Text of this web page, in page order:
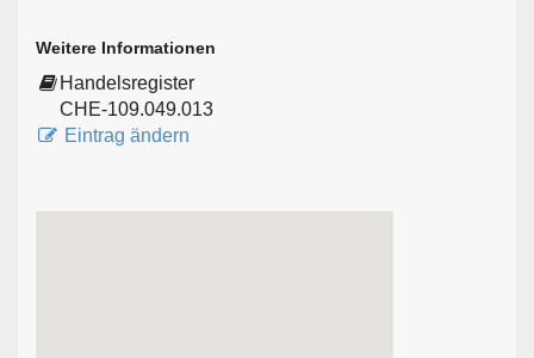
Weitere Informationen
Handelsregister
CHE-109.049.013
Eintrag ändern